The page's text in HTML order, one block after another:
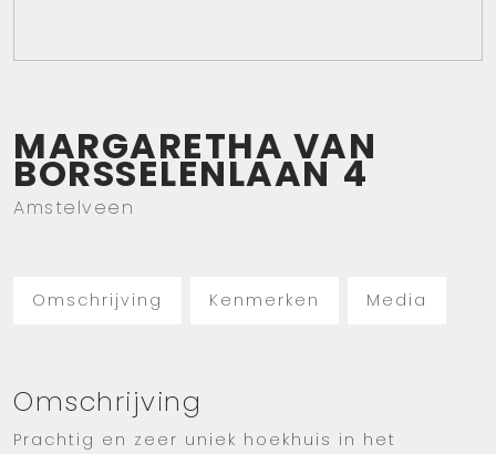
MARGARETHA VAN
BORSSELENLAAN 4
Amstelveen
Omschrijving Kenmerken Media
Omschrijving
Prachtig en zeer uniek hoekhuis in het